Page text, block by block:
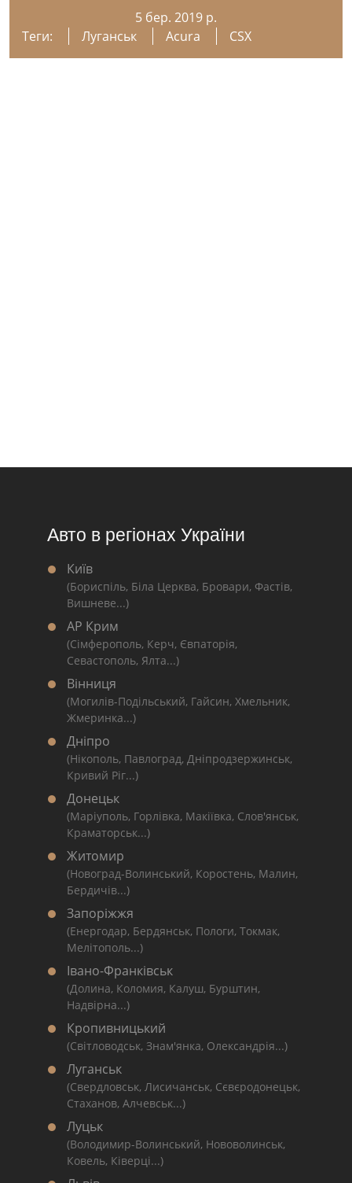
5 бер. 2019 р.
Теги:
Луганськ Acura CSX
Авто в регіонах України
Київ
(Бориспіль, Біла Церква, Бровари, Фастів,
Вишневе...)
АР Крим
(Сімферополь, Керч, Євпаторія,
Севастополь, Ялта...)
Вінниця
(Могилів-Подільський, Гайсин, Хмельник,
Жмеринка...)
Дніпро
(Нікополь, Павлоград, Дніпродзержинськ,
Кривий Ріг...)
Донецьк
(Маріуполь, Горлівка, Макіївка, Слов'янськ,
Краматорськ...)
Житомир
(Новоград-Волинський, Коростень, Малин,
Бердичів...)
Запоріжжя
(Енергодар, Бердянськ, Пологи, Токмак,
Мелітополь...)
Івано-Франківськ
(Долина, Коломия, Калуш, Бурштин,
Надвірна...)
Кропивницький
(Світловодськ, Знам'янка, Олександрія...)
Луганськ
(Свердловськ, Лисичанськ, Сєвєродонецьк,
Стаханов, Алчевськ...)
Луцьк
(Володимир-Волинський, Нововолинськ,
Ковель, Ківерці...)